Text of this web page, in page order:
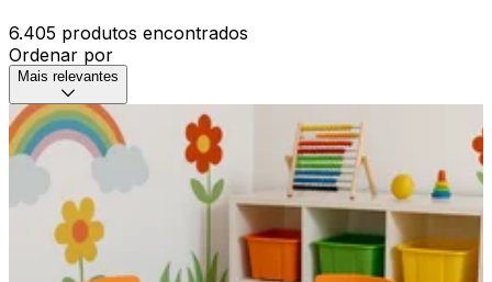
6.405 produtos encontrados
Ordenar por
Mais relevantes